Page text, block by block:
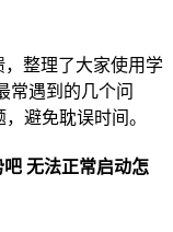
，整理了大家使用学
常遇到的几个问
避免耽误时间。
无法正常启动怎